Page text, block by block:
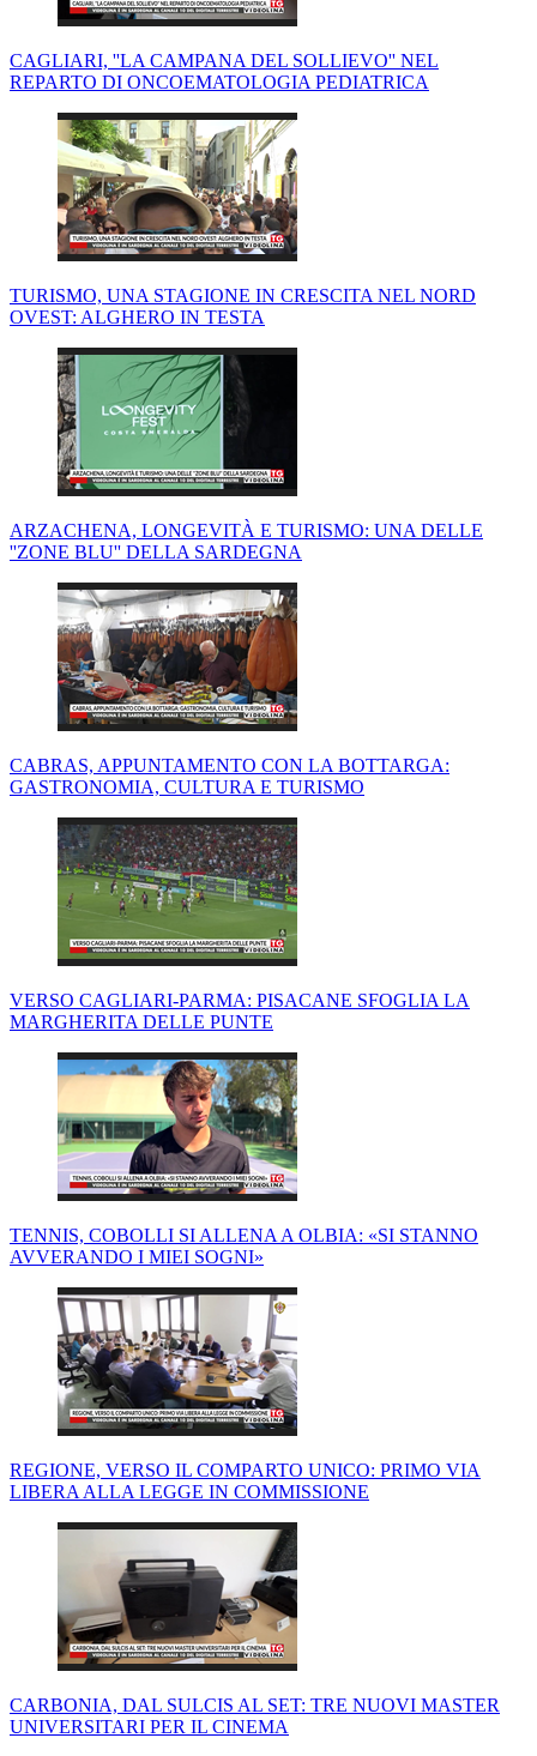
CAGLIARI, ''LA CAMPANA DEL SOLLIEVO'' NEL
REPARTO DI ONCOEMATOLOGIA PEDIATRICA
TURISMO, UNA STAGIONE IN CRESCITA NEL NORD
OVEST: ALGHERO IN TESTA
ARZACHENA, LONGEVITÀ E TURISMO: UNA DELLE
''ZONE BLU'' DELLA SARDEGNA
CABRAS, APPUNTAMENTO CON LA BOTTARGA:
GASTRONOMIA, CULTURA E TURISMO
VERSO CAGLIARI-PARMA: PISACANE SFOGLIA LA
MARGHERITA DELLE PUNTE
TENNIS, COBOLLI SI ALLENA A OLBIA: «SI STANNO
AVVERANDO I MIEI SOGNI»
REGIONE, VERSO IL COMPARTO UNICO: PRIMO VIA
LIBERA ALLA LEGGE IN COMMISSIONE
CARBONIA, DAL SULCIS AL SET: TRE NUOVI MASTER
UNIVERSITARI PER IL CINEMA